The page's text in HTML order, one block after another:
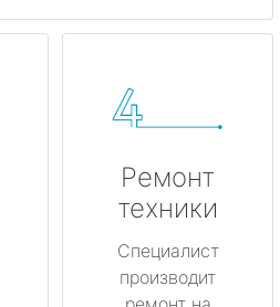
Ремонт
техники
Специалист
производит